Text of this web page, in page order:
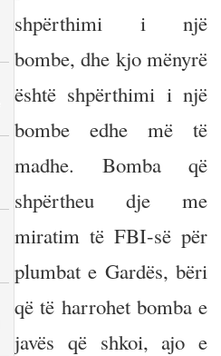
shpërthimi i një
bombe, dhe kjo mënyrë
është shpërthimi i një
bombe edhe më të
madhe. Bomba që
shpërtheu dje me
miratim të FBI-së për
plumbat e Gardës, bëri
që të harrohet bomba e
javës që shkoi, ajo e